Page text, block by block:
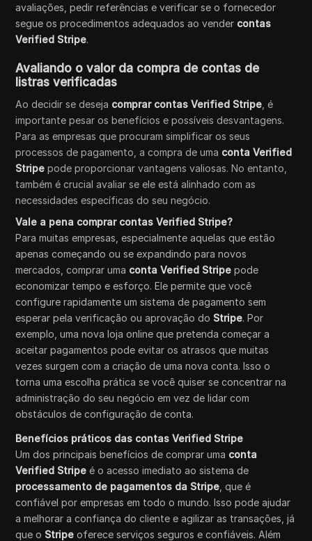
avaliações, pedir referências e verificar se o fornecedor
segue os procedimentos adequados ao vender contas
Verified Stripe.
Avaliando o valor da compra de contas de
listras verificadas
Ao decidir se deseja comprar contas Verified Stripe , é
importante pesar os benefícios e possíveis desvantagens.
Para as empresas que procuram simplificar os seus
processos de pagamento, a compra de uma conta Verified
Stripe pode proporcionar vantagens valiosas. No entanto,
também é crucial avaliar se ele está alinhado com as
necessidades específicas do seu negócio.
Vale a pena comprar contas Verified Stripe?
Para muitas empresas, especialmente aquelas que estão
apenas começando ou se expandindo para novos
mercados, comprar uma conta Verified Stripe pode
economizar tempo e esforço. Ele permite que você
configure rapidamente um sistema de pagamento sem
esperar pela verificação ou aprovação do Stripe. Por
exemplo, uma nova loja online que pretenda começar a
aceitar pagamentos pode evitar os atrasos que muitas
vezes surgem com a criação de uma nova conta. Isso o
torna uma escolha prática se você quiser se concentrar na
administração do seu negócio em vez de lidar com
obstáculos de configuração de conta.
Benefícios práticos das contas Verified Stripe
Um dos principais benefícios de comprar uma conta
Verified Stripe é o acesso imediato ao sistema de
processamento de pagamentos da Stripe , que é
confiável por empresas em todo o mundo. Isso pode ajudar
a melhorar a confiança do cliente e agilizar as transações, já
que o Stripe oferece serviços seguros e confiáveis. Além